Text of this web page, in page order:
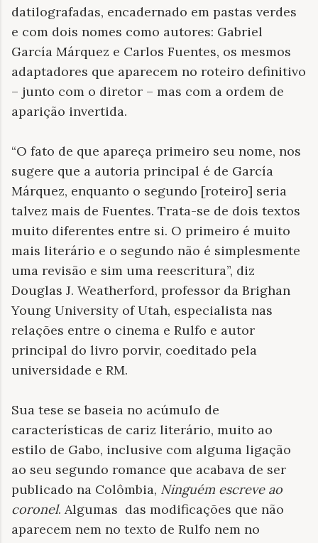
datilografadas, encadernado em pastas verdes
e com dois nomes como autores: Gabriel
García Márquez e Carlos Fuentes, os mesmos
adaptadores que aparecem no roteiro definitivo
– junto com o diretor – mas com a ordem de
aparição invertida.
“O fato de que apareça primeiro seu nome, nos
sugere que a autoria principal é de García
Márquez, enquanto o segundo [roteiro] seria
talvez mais de Fuentes. Trata-se de dois textos
muito diferentes entre si. O primeiro é muito
mais literário e o segundo não é simplesmente
uma revisão e sim uma reescritura”, diz
Douglas J. Weatherford, professor da Brighan
Young University of Utah, especialista nas
relações entre o cinema e Rulfo e autor
principal do livro porvir, coeditado pela
universidade e RM.
Sua tese se baseia no acúmulo de
características de cariz literário, muito ao
estilo de Gabo, inclusive com alguma ligação
ao seu segundo romance que acabava de ser
publicado na Colômbia, Ninguém escreve ao
coronel. Algumas das modificações que não
aparecem nem no texto de Rulfo nem no